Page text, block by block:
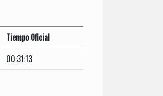
Tiempo Oficial
00:31:13